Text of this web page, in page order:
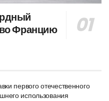
Францию
первого отечественного
использования